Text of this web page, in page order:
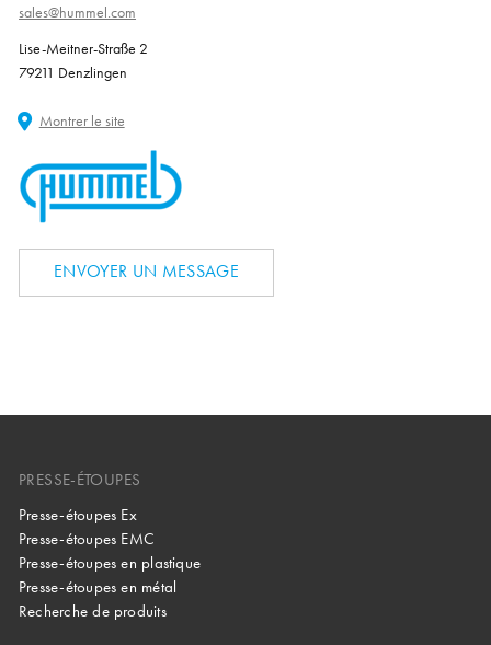
sales@hummel.com
Lise-Meitner-Straße 2
79211 Denzlingen
Montrer le site
ENVOYER UN MESSAGE
PRESSE-ÉTOUPES
Presse-étoupes Ex
Presse-étoupes EMC
Presse-étoupes en plastique
Presse-étoupes en métal
Recherche de produits